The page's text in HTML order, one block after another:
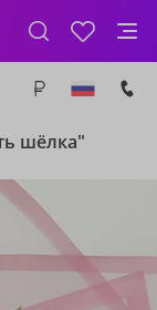
шёлка"